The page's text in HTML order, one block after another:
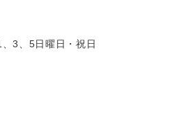
3、5日曜日・祝日